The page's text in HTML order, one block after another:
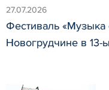
27.07.2026
Фестиваль
Новогрудчине в 13-